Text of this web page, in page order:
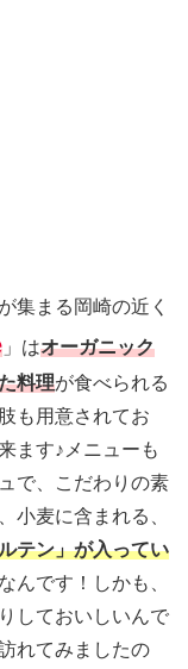
集まる岡崎の近く
」はオーガニック
料理が食べられる
も用意されてお
ます♪メニューも
で、こだわりの素
小麦に含まれる、
テン」が入ってい
なんです！しかも、
しておいしいんで
れてみましたの